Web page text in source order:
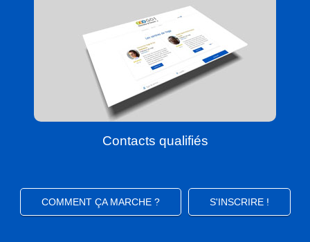
Contacts qualifiés
COMMENT ÇA MARCHE ? S'INSCRIRE !